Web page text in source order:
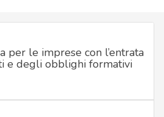
per le imprese con l’entrata
e degli obblighi formativi